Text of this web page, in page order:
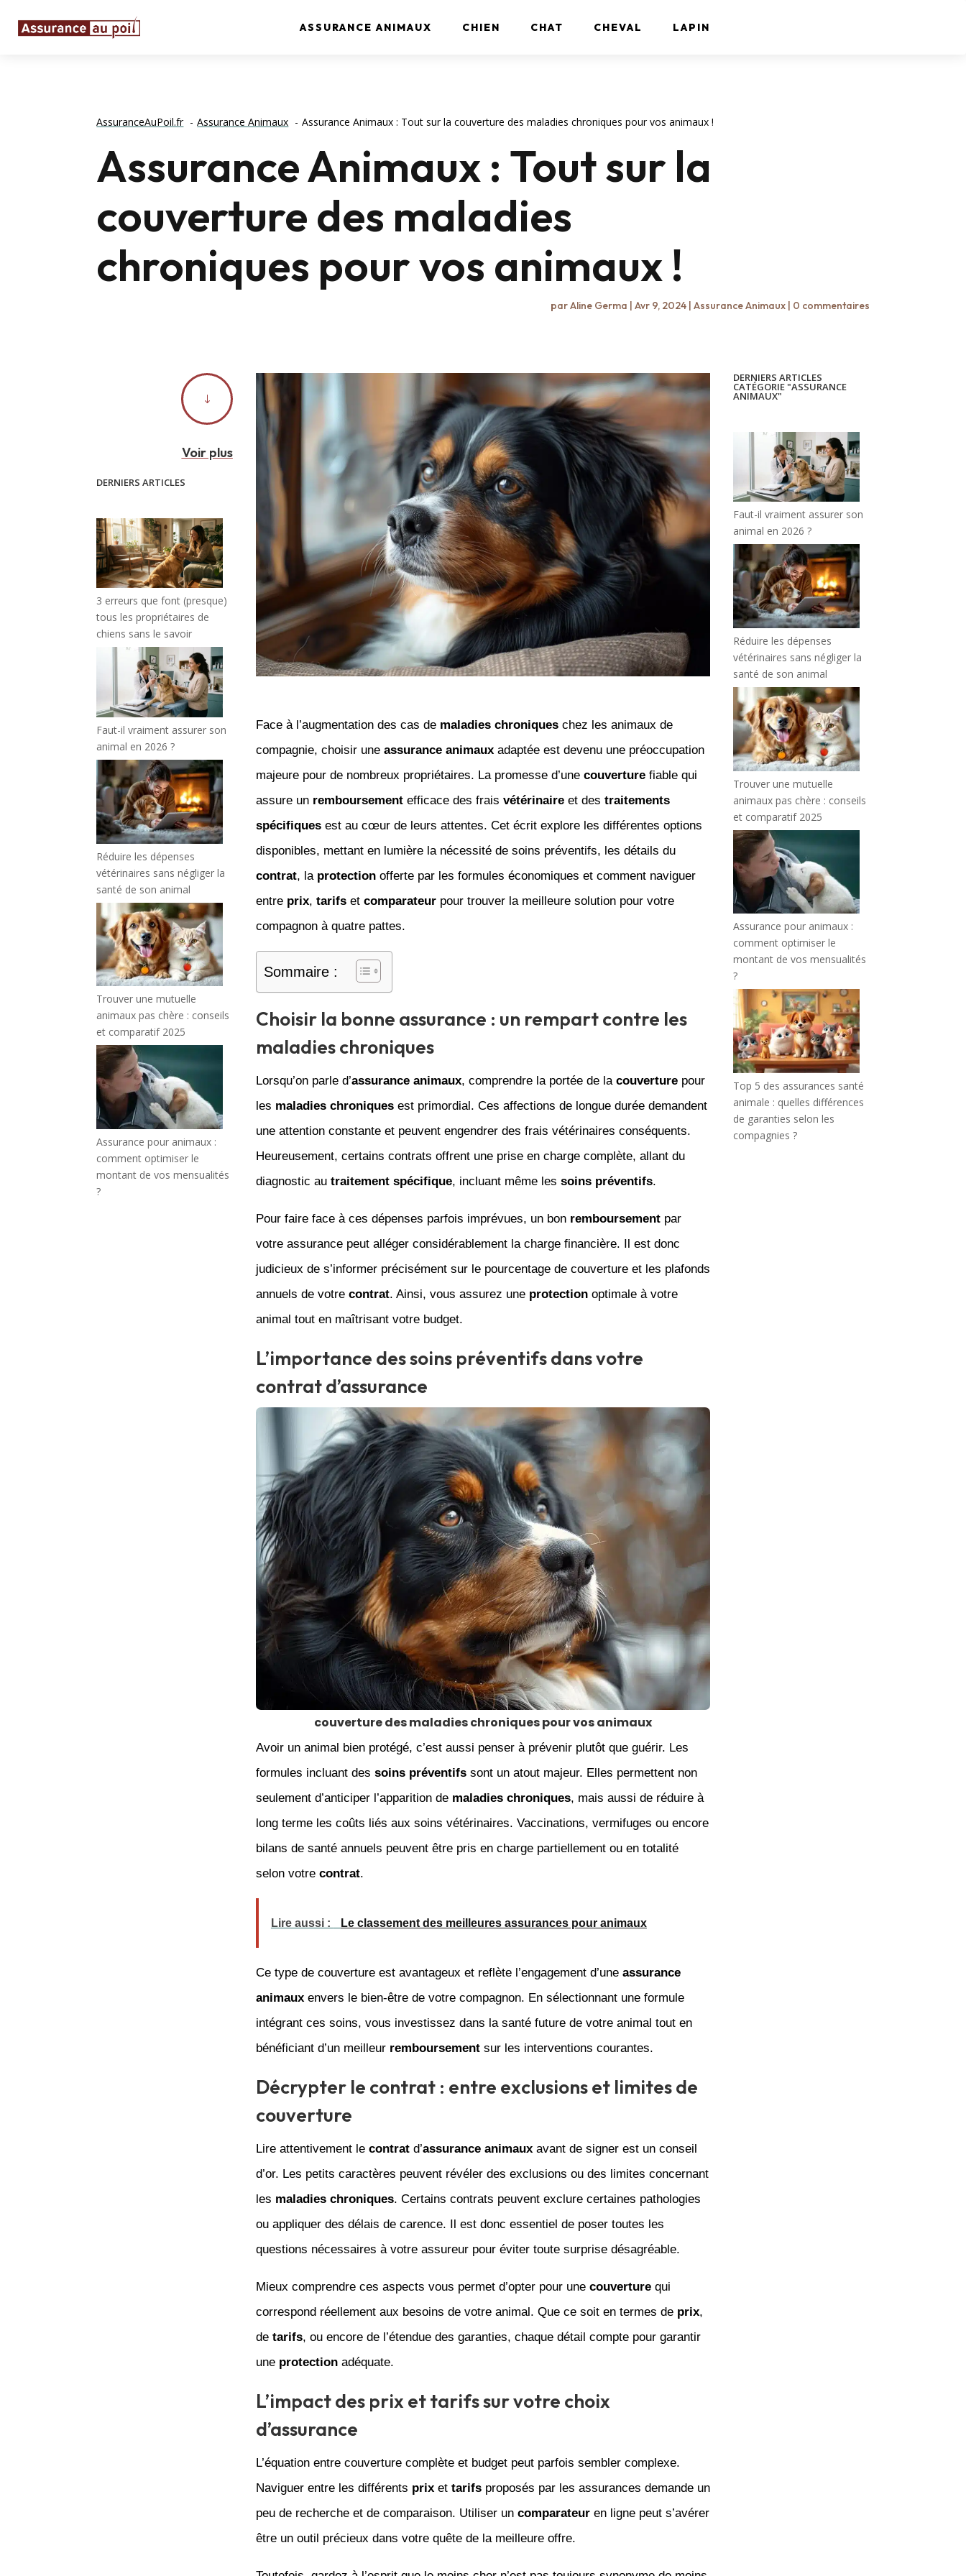
ASSURANCE ANIMAUX CHIEN CHAT CHEVAL LAPIN
AssuranceAuPoil.fr Assurance Animaux Assurance Animaux : Tout sur la couverture des maladies chroniques pour vos animaux !
Assurance Animaux : Tout sur la
couverture des maladies
chroniques pour vos animaux !
parAline Germa | Avr 9, 2024| Assurance Animaux| 0 commentaires
"
Voir plus
DERNIERS ARTICLES
3 erreurs que font (presque)
tous les propriétaires de
chiens sans le savoir
Faut-il vraiment assurer son
animal en 2026 ?
Réduire les dépenses
vétérinaires sans négliger la
santé de son animal
Trouver une mutuelle
animaux pas chère : conseils
et comparatif 2025
Assurance pour animaux :
comment optimiser le
montant de vos mensualités
?
Face à l’augmentation des cas de maladies chroniqueschez les animaux de
compagnie, choisir une assurance animauxadaptée est devenu une préoccupation
majeure pour de nombreux propriétaires. La promesse d’une couverturefiable qui
assure un remboursementefficace des frais vétérinaireet des traitements
spécifiquesest au cœur de leurs attentes. Cet écrit explore les différentes options
disponibles, mettant en lumière la nécessité de soins préventifs, les détails du
contrat, la protectionofferte par les formules économiques et comment naviguer
entre prix, tarifset comparateurpour trouver la meilleure solution pour votre
compagnon à quatre pattes.
Sommaire :
Choisir la bonne assurance : un rempart contre les
maladies chroniques
Lorsqu’on parle d’assurance animaux, comprendre la portée de la couverturepour
les maladies chroniquesest primordial. Ces affections de longue durée demandent
une attention constante et peuvent engendrer des frais vétérinaires conséquents.
Heureusement, certains contrats offrent une prise en charge complète, allant du
diagnostic au traitement spécifique, incluant même les soins préventifs.
Pour faire face à ces dépenses parfois imprévues, un bon remboursementpar
votre assurance peut alléger considérablement la charge financière. Il est donc
judicieux de s’informer précisément sur le pourcentage de couverture et les plafonds
annuels de votre contrat. Ainsi, vous assurez une protectionoptimale à votre
animal tout en maîtrisant votre budget.
L’importance des soins préventifs dans votre
contrat d’assurance
couverture des maladies chroniques pour vos animaux
Avoir un animal bien protégé, c’est aussi penser à prévenir plutôt que guérir. Les
formules incluant des soins préventifssont un atout majeur. Elles permettent non
seulement d’anticiper l’apparition de maladies chroniques, mais aussi de réduire à
long terme les coûts liés aux soins vétérinaires. Vaccinations, vermifuges ou encore
bilans de santé annuels peuvent être pris en charge partiellement ou en totalité
selon votre contrat.
Lire aussi : Le classement des meilleures assurances pour animaux
Ce type de couverture est avantageux et reflète l’engagement d’une assurance
animauxenvers le bien-être de votre compagnon. En sélectionnant une formule
intégrant ces soins, vous investissez dans la santé future de votre animal tout en
bénéficiant d’un meilleur remboursementsur les interventions courantes.
Décrypter le contrat : entre exclusions et limites de
couverture
Lire attentivement le contratd’assurance animauxavant de signer est un conseil
d’or. Les petits caractères peuvent révéler des exclusions ou des limites concernant
les maladies chroniques. Certains contrats peuvent exclure certaines pathologies
ou appliquer des délais de carence. Il est donc essentiel de poser toutes les
questions nécessaires à votre assureur pour éviter toute surprise désagréable.
Mieux comprendre ces aspects vous permet d’opter pour une couverturequi
correspond réellement aux besoins de votre animal. Que ce soit en termes de prix,
de tarifs, ou encore de l’étendue des garanties, chaque détail compte pour garantir
une protectionadéquate.
L’impact des prix et tarifs sur votre choix
d’assurance
L’équation entre couverture complète et budget peut parfois sembler complexe.
Naviguer entre les différents prixet tarifsproposés par les assurances demande un
peu de recherche et de comparaison. Utiliser un comparateuren ligne peut s’avérer
être un outil précieux dans votre quête de la meilleure offre.
DERNIERS ARTICLES
CATÉGORIE "ASSURANCE
ANIMAUX"
Faut-il vraiment assurer son
animal en 2026 ?
Réduire les dépenses
vétérinaires sans négliger la
santé de son animal
Trouver une mutuelle
animaux pas chère : conseils
et comparatif 2025
Assurance pour animaux :
comment optimiser le
montant de vos mensualités
?
Top 5 des assurances santé
animale : quelles différences
de garanties selon les
compagnies ?